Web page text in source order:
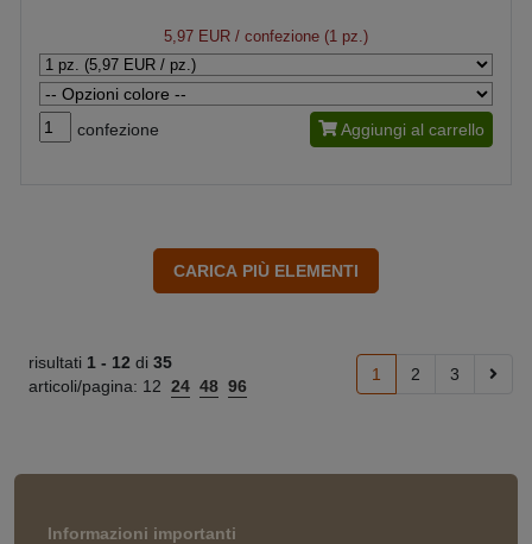
5,97 EUR / confezione (1 pz.)
confezione Aggiungi al carrello
risultati 1 - 12 di 35
articoli/pagina: 12 24 48 96
1 2 3
Informazioni importanti